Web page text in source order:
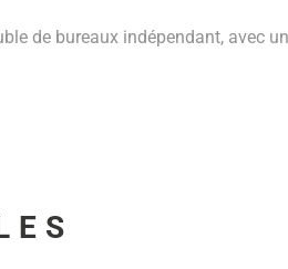
de bureaux indépendant, avec